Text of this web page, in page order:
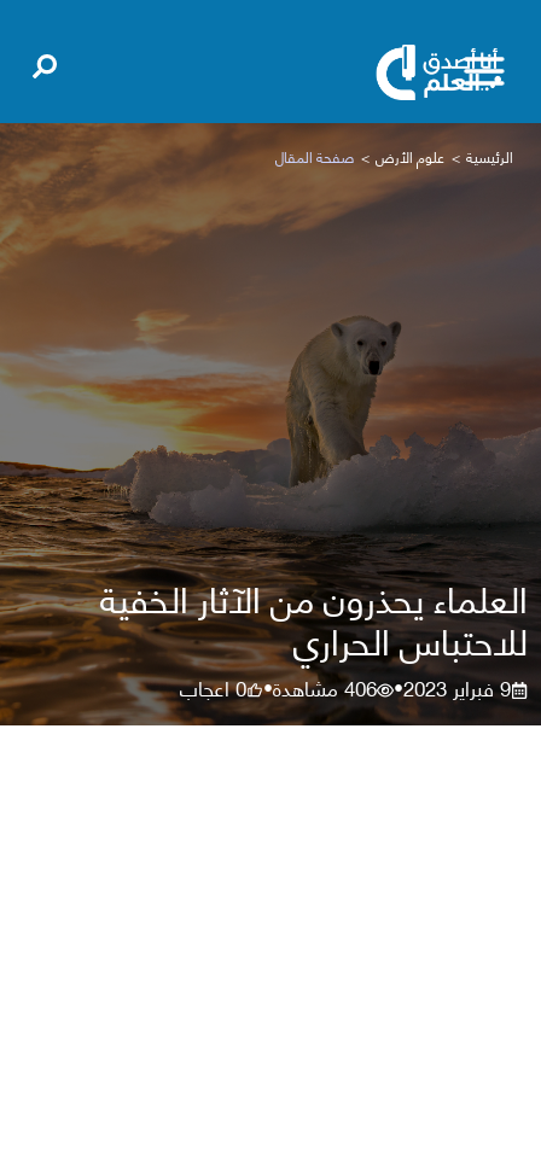
الرئيسية علوم الأرض صفحة المقال
العلماء يحذرون من الآثار الخفية
للاحتباس الحراري
9 فبراير 2023 •
406مشاهدة•
0اعجاب